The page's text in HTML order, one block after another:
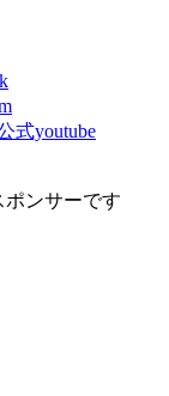
ンサーです